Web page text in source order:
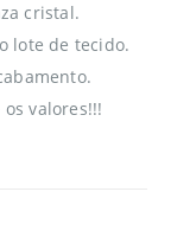
cristal.
lote de tecido.
valores!!!